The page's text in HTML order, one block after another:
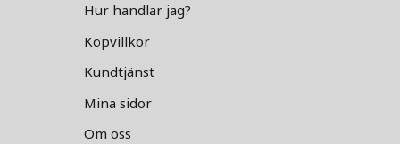
Hur handlar jag?
Köpvillkor
Kundtjänst
Mina sidor
Om oss